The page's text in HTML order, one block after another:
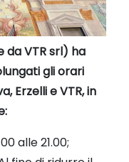
da VTR srl) ha
gli orari
Erzelli e VTR, in
alle 21.00;